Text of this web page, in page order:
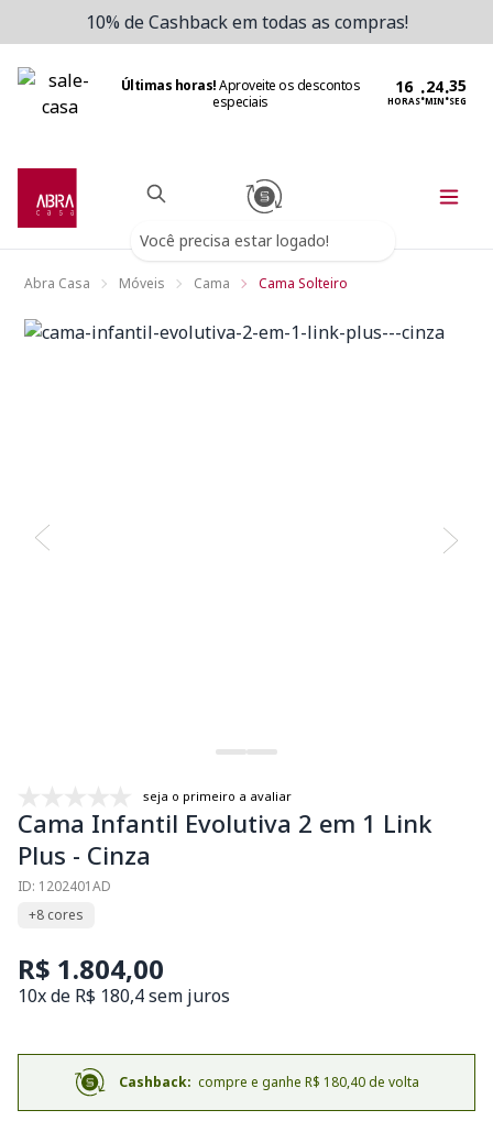
10% de Cashback em todas as compras!
Últimas horas!Aproveite os descontos
especiais
HORAS:MIN:SEG
Você precisa estar logado!
Abra Casa Móveis Cama Cama Solteiro
seja o primeiro a avaliar
Cama Infantil Evolutiva 2 em 1 Link
Plus - Cinza
ID: 1202401AD
+8 cores
R$ 1.804,00
10x de R$ 180,4 sem juros
Cashback: compre e ganhe R$ 180,40 de volta